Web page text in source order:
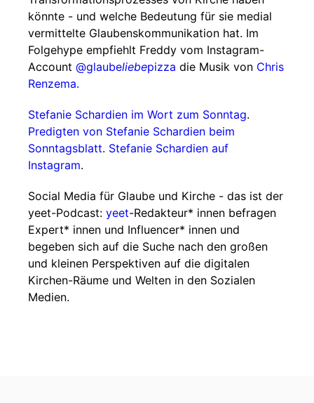
könnte - und welche Bedeutung für sie medial
vermittelte Glaubenskommunikation hat. Im
Folgehype empfiehlt Freddy vom Instagram-
Account @glaubeliebepizza die Musik von Chris
Renzema.
Stefanie Schardien im Wort zum Sonntag.
Predigten von Stefanie Schardien beim
Sonntagsblatt. Stefanie Schardien auf
Instagram.
Social Media für Glaube und Kirche - das ist der
yeet-Podcast: yeet-Redakteur* innen befragen
Expert* innen und Influencer* innen und
begeben sich auf die Suche nach den großen
und kleinen Perspektiven auf die digitalen
Kirchen-Räume und Welten in den Sozialen
Medien.